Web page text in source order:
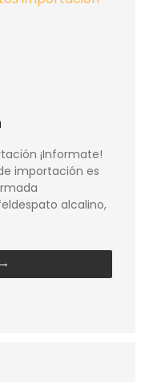
¡Informate!
importación es
alcalino,